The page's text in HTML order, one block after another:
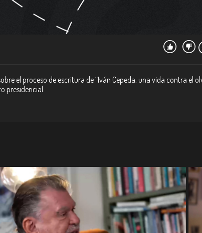
el proceso de escritura de “Iván Cepeda, una vida contra el
presidencial.